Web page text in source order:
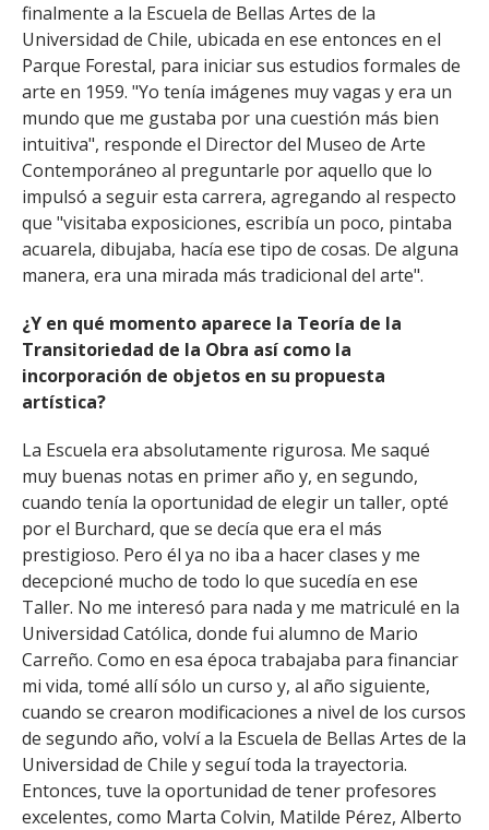
finalmente a la Escuela de Bellas Artes de la
Universidad de Chile, ubicada en ese entonces en el
Parque Forestal, para iniciar sus estudios formales de
arte en 1959. "Yo tenía imágenes muy vagas y era un
mundo que me gustaba por una cuestión más bien
intuitiva", responde el Director del Museo de Arte
Contemporáneo al preguntarle por aquello que lo
impulsó a seguir esta carrera, agregando al respecto
que "visitaba exposiciones, escribía un poco, pintaba
acuarela, dibujaba, hacía ese tipo de cosas. De alguna
manera, era una mirada más tradicional del arte".
¿Y en qué momento aparece la Teoría de la
Transitoriedad de la Obra así como la
incorporación de objetos en su propuesta
artística?
La Escuela era absolutamente rigurosa. Me saqué
muy buenas notas en primer año y, en segundo,
cuando tenía la oportunidad de elegir un taller, opté
por el Burchard, que se decía que era el más
prestigioso. Pero él ya no iba a hacer clases y me
decepcioné mucho de todo lo que sucedía en ese
Taller. No me interesó para nada y me matriculé en la
Universidad Católica, donde fui alumno de Mario
Carreño. Como en esa época trabajaba para financiar
mi vida, tomé allí sólo un curso y, al año siguiente,
cuando se crearon modificaciones a nivel de los cursos
de segundo año, volví a la Escuela de Bellas Artes de la
Universidad de Chile y seguí toda la trayectoria.
Entonces, tuve la oportunidad de tener profesores
excelentes, como Marta Colvin, Matilde Pérez, Alberto